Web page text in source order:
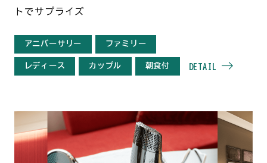
トでサプライズ
アニバーサリー ファミリー
レディース カップル 朝食付 DETAIL